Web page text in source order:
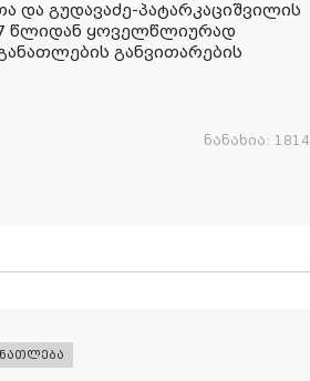
და გუდავაძე-პატარკაციშვილის
წლიდან ყოველწლიურად
განვითარების
ნანახია: 1814